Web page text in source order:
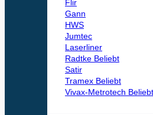
Flir
Gann
HWS
Jumtec
Laserliner
Radtke
Satir
Tramex
Vivax-Metrotech